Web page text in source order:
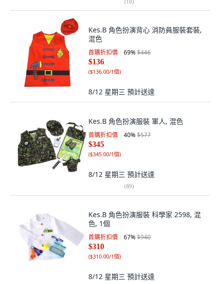
(10)
Kes.B 角色扮演背心 消防員服裝套裝,
混色
首購折扣價 69%$446
$136
($136.00/1個)
8/12 星期三 預計送達
Kes.B 角色扮演服裝 軍人, 混色
首購折扣價 40%$577
$345
($345.00/1個)
8/12 星期三 預計送達
(89)
Kes.B 角色扮演服裝 科學家 2598, 混
色, 1個
首購折扣價 67%$940
$310
($310.00/1個)
8/12 星期三 預計送達